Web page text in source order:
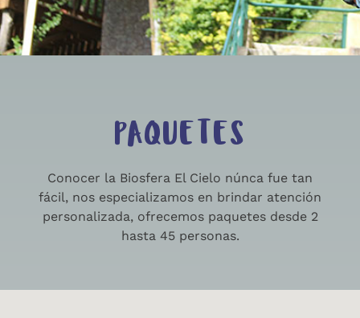
PAQUETES
Conocer la Biosfera El Cielo núnca fue tan
fácil, nos especializamos en brindar atención
personalizada, ofrecemos paquetes desde 2
hasta 45 personas.